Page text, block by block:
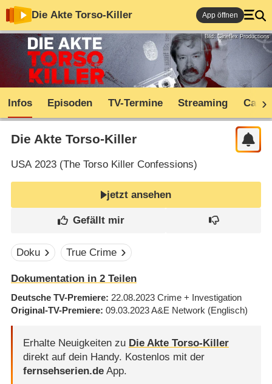
Die Akte Torso-Killer App öffnen
Bild: Cineflex Productions
Infos Episoden TV-Termine Streaming Cast
Die Akte Torso-Killer
USA2023 (The Torso Killer Confessions)
jetzt ansehen
Doku True Crime
Dokumentation in 2 Teilen
Deutsche TV-Premiere 22.08.2023 Crime + Investigation
Original-TV-Premiere 09.03.2023A&E Network (Englisch)
Erhalte Neuigkeiten zu Die Akte Torso-Killer
direkt auf dein Handy. Kostenlos mit der
fernsehserien.deApp.